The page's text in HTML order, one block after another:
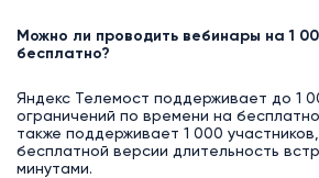
Можно ли проводить вебинары на 1
бесплатно?
Яндекс Телемост поддерживает до 1
ограничений по времени на
также поддерживает 1 000
бесплатной версии длительность
минутами.